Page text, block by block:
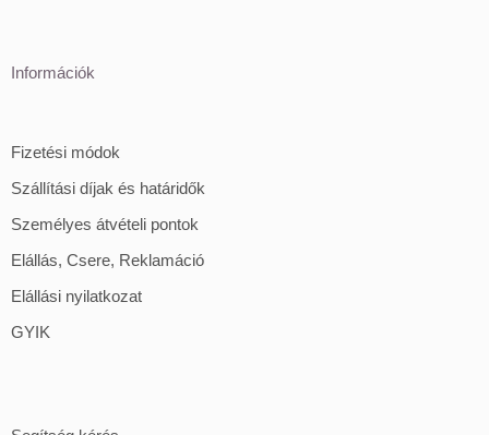
Információk
Fizetési módok
Szállítási díjak és határidők
Személyes átvételi pontok
Elállás, Csere, Reklamáció
Elállási nyilatkozat
GYIK